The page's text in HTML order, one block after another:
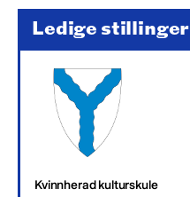
Ledige stillinger
Kvinnherad kulturskule